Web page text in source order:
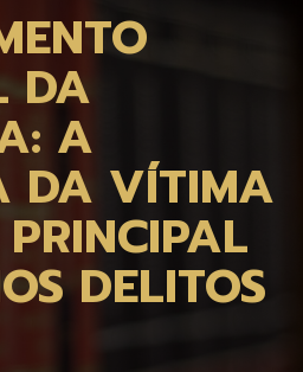
DA
A
DA VÍTIMA
DELITOS